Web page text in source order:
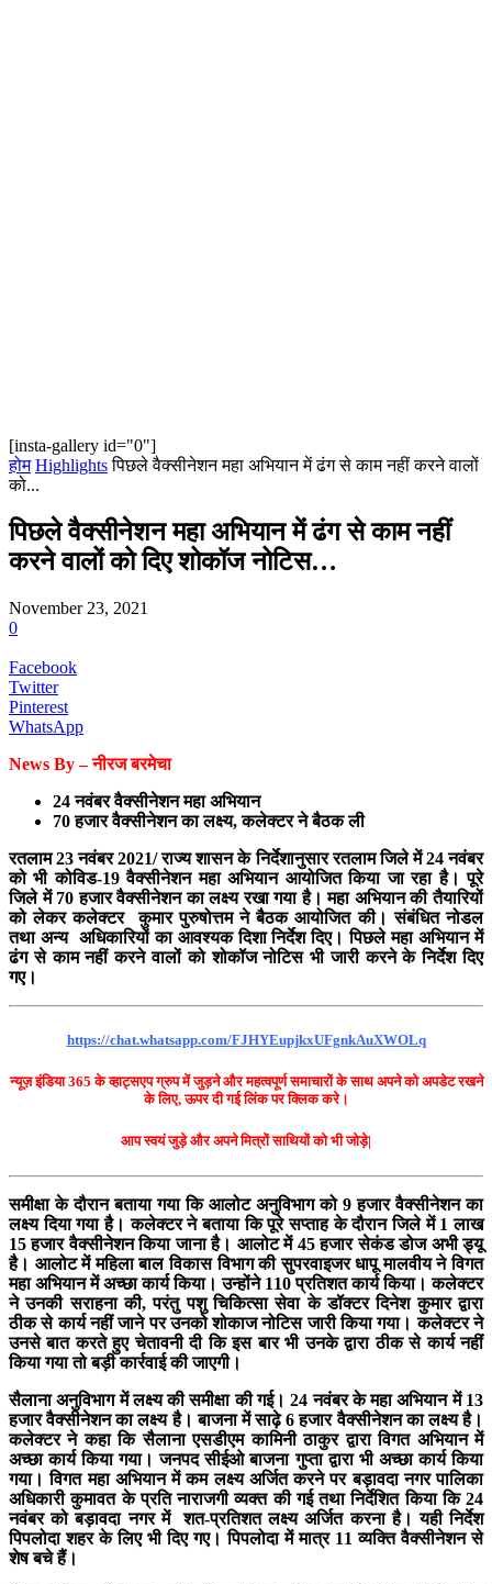
[insta-gallery id="0"]
होम Highlights पिछले वैक्सीनेशन महा अभियान में ढंग से काम नहीं करने वालों
को...
पिछले वैक्सीनेशन महा अभियान में ढंग से काम नहीं
करने वालों को दिए शोकॉज नोटिस…
November 23, 2021
0
Facebook
Twitter
Pinterest
WhatsApp
News By – नीरज बरमेचा
24 नवंबर वैक्सीनेशन महा अभियान
70 हजार वैक्सीनेशन का लक्ष्य, कलेक्टर ने बैठक ली
रतलाम 23 नवंबर 2021/ राज्य शासन के निर्देशानुसार रतलाम जिले में 24 नवंबर
को भी कोविड-19 वैक्सीनेशन महा अभियान आयोजित किया जा रहा है। पूरे
जिले में 70 हजार वैक्सीनेशन का लक्ष्य रखा गया है। महा अभियान की तैयारियों
को लेकर कलेक्टर कुमार पुरुषोत्तम ने बैठक आयोजित की। संबंधित नोडल
तथा अन्य अधिकारियों का आवश्यक दिशा निर्देश दिए। पिछले महा अभियान में
ढंग से काम नहीं करने वालों को शोकॉज नोटिस भी जारी करने के निर्देश दिए
गए।
https://chat.whatsapp.com/FJHYEupjkxUFgnkAuXWOLq
न्यूज़ इंडिया 365 के व्हाट्सएप ग्रुप में जुड़ने और महत्वपूर्ण समाचारों के साथ अपने को अपडेट रखने
के लिए, ऊपर दी गई लिंक पर क्लिक करे।
आप स्वयं जुड़े और अपने मित्रों साथियों को भी जोड़े|
समीक्षा के दौरान बताया गया कि आलोट अनुविभाग को 9 हजार वैक्सीनेशन का
लक्ष्य दिया गया है। कलेक्टर ने बताया कि पूरे सप्ताह के दौरान जिले में 1 लाख
15 हजार वैक्सीनेशन किया जाना है। आलोट में 45 हजार सेकंड डोज अभी ड्यू
है। आलोट में महिला बाल विकास विभाग की सुपरवाइजर धापू मालवीय ने विगत
महा अभियान में अच्छा कार्य किया। उन्होंने 110 प्रतिशत कार्य किया। कलेक्टर
ने उनकी सराहना की, परंतु पशु चिकित्सा सेवा के डॉक्टर दिनेश कुमार द्वारा
ठीक से कार्य नहीं जाने पर उनको शोकाज नोटिस जारी किया गया। कलेक्टर ने
उनसे बात करते हुए चेतावनी दी कि इस बार भी उनके द्वारा ठीक से कार्य नहीं
किया गया तो बड़ी कार्रवाई की जाएगी।
सैलाना अनुविभाग में लक्ष्य की समीक्षा की गई। 24 नवंबर के महा अभियान में 13
हजार वैक्सीनेशन का लक्ष्य है। बाजना में साढ़े 6 हजार वैक्सीनेशन का लक्ष्य है।
कलेक्टर ने कहा कि सैलाना एसडीएम कामिनी ठाकुर द्वारा विगत अभियान में
अच्छा कार्य किया गया। जनपद सीईओ बाजना गुप्ता द्वारा भी अच्छा कार्य किया
गया। विगत महा अभियान में कम लक्ष्य अर्जित करने पर बड़ावदा नगर पालिका
अधिकारी कुमावत के प्रति नाराजगी व्यक्त की गई तथा निर्देशित किया कि 24
नवंबर को बड़ावदा नगर में शत-प्रतिशत लक्ष्य अर्जित करना है। यही निर्देश
पिपलोदा शहर के लिए भी दिए गए। पिपलोदा में मात्र 11 व्यक्ति वैक्सीनेशन से
शेष बचे हैं।